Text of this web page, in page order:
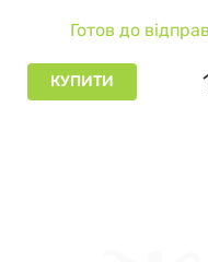
Готов до
КУПИТИ